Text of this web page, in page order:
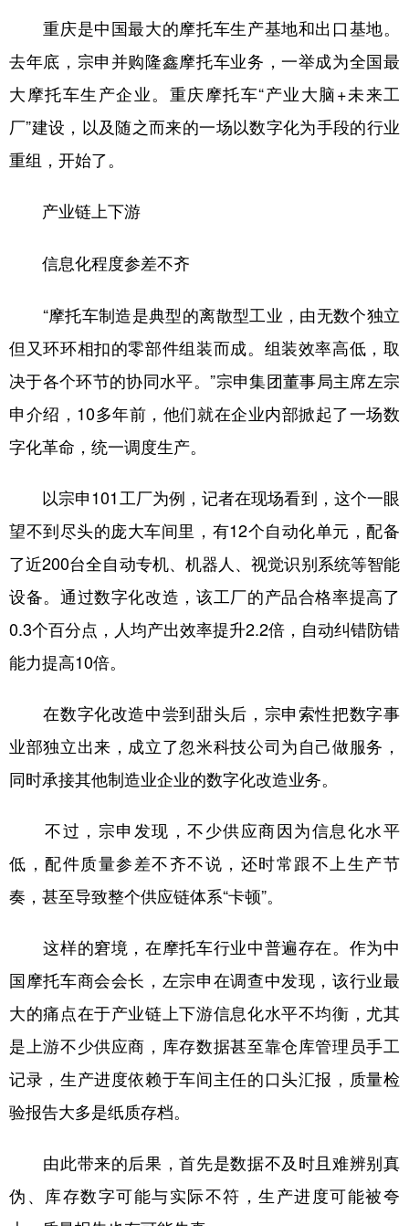
重庆是中国最大的摩托车生产基地和出口基地。
去年底，宗申并购隆鑫摩托车业务，一举成为全国最
大摩托车生产企业。重庆摩托车“产业大脑+未来工
厂”建设，以及随之而来的一场以数字化为手段的行业
重组，开始了。
产业链上下游
信息化程度参差不齐
“摩托车制造是典型的离散型工业，由无数个独立
但又环环相扣的零部件组装而成。组装效率高低，取
决于各个环节的协同水平。”宗申集团董事局主席左宗
申介绍，10多年前，他们就在企业内部掀起了一场数
字化革命，统一调度生产。
以宗申101工厂为例，记者在现场看到，这个一眼
望不到尽头的庞大车间里，有12个自动化单元，配备
了近200台全自动专机、机器人、视觉识别系统等智能
设备。通过数字化改造，该工厂的产品合格率提高了
0.3个百分点，人均产出效率提升2.2倍，自动纠错防错
能力提高10倍。
在数字化改造中尝到甜头后，宗申索性把数字事
业部独立出来，成立了忽米科技公司为自己做服务，
同时承接其他制造业企业的数字化改造业务。
不过，宗申发现，不少供应商因为信息化水平
低，配件质量参差不齐不说，还时常跟不上生产节
奏，甚至导致整个供应链体系“卡顿”。
这样的窘境，在摩托车行业中普遍存在。作为中
国摩托车商会会长，左宗申在调查中发现，该行业最
大的痛点在于产业链上下游信息化水平不均衡，尤其
是上游不少供应商，库存数据甚至靠仓库管理员手工
记录，生产进度依赖于车间主任的口头汇报，质量检
验报告大多是纸质存档。
由此带来的后果，首先是数据不及时且难辨别真
伪、库存数字可能与实际不符，生产进度可能被夸